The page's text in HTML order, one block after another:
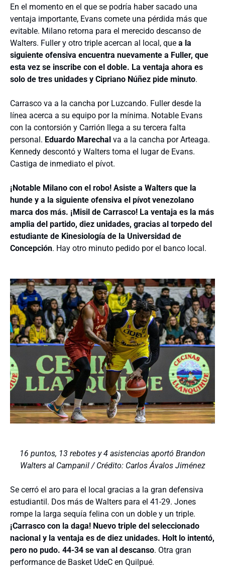
En el momento en el que se podría haber sacado una
ventaja importante, Evans comete una pérdida más que
evitable. Milano retorna para el merecido descanso de
Walters. Fuller y otro triple acercan al local, que a la
siguiente ofensiva encuentra nuevamente a Fuller, que
esta vez se inscribe con el doble. La ventaja ahora es
solo de tres unidades y Cipriano Núñez pide minuto.
Carrasco va a la cancha por Luzcando. Fuller desde la
línea acerca a su equipo por la mínima. Notable Evans
con la contorsión y Carrión llega a su tercera falta
personal. Eduardo Marechal va a la cancha por Arteaga.
Kennedy descontó y Walters toma el lugar de Evans.
Castiga de inmediato el pívot.
¡Notable Milano con el robo! Asiste a Walters que la
hunde y a la siguiente ofensiva el pívot venezolano
marca dos más. ¡Misil de Carrasco! La ventaja es la más
amplia del partido, diez unidades, gracias al torpedo del
estudiante de Kinesiología de la Universidad de
Concepción. Hay otro minuto pedido por el banco local.
16 puntos, 13 rebotes y 4 asistencias aportó Brandon
Walters al Campanil / Crédito: Carlos Ávalos Jiménez
Se cerró el aro para el local gracias a la gran defensiva
estudiantil. Dos más de Walters para el 41-29. Jones
rompe la larga sequía felina con un doble y un triple.
¡Carrasco con la daga! Nuevo triple del seleccionado
nacional y la ventaja es de diez unidades. Holt lo intentó,
pero no pudo. 44-34 se van al descanso. Otra gran
performance de Basket UdeC en Quilpué.